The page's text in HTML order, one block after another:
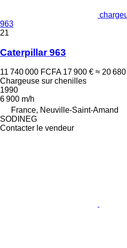
963
21
Caterpillar 963
11 740 000 FCFA 17 900 € ≈ 20
Chargeuse sur chenilles
1990
6 900 m/h
France, Neuville-Saint-Amand
SODINEG
Contacter le vendeur